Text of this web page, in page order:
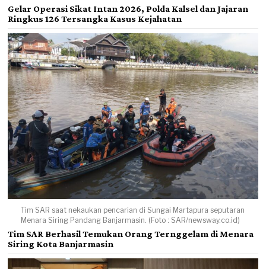
Gelar Operasi Sikat Intan 2026, Polda Kalsel dan Jajaran
Ringkus 126 Tersangka Kasus Kejahatan
Tim SAR saat nekaukan pencarian di Sungai Martapura seputaran
Menara Siring Pandang Banjarmasin. (Foto : SAR/newsway.co.id)
Tim SAR Berhasil Temukan Orang Ternggelam di Menara
Siring Kota Banjarmasin